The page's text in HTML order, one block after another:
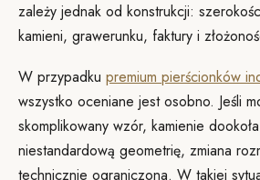
zależy jednak od konstrukcji:
kamieni, grawerunku, faktury i
W przypadku premium pierścionków
wszystko oceniane jest osobno. Jeśli
skomplikowany wzór, kamienie
niestandardową geometrię, zmiana
technicznie ograniczona. W takiej